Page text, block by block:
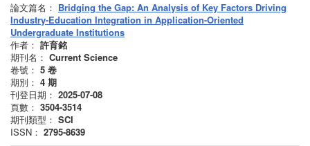
論文篇名： Bridging the Gap: An Analysis of Key Factors Driving
Industry-Education Integration in Application-Oriented
Undergraduate Institutions
作者： 許育銘
期刊名： Current Science
卷號： 5 卷
期別： 4 期
刊登日期： 2025-07-08
頁數： 3504-3514
期刊類型： SCI
ISSN： 2795-8639